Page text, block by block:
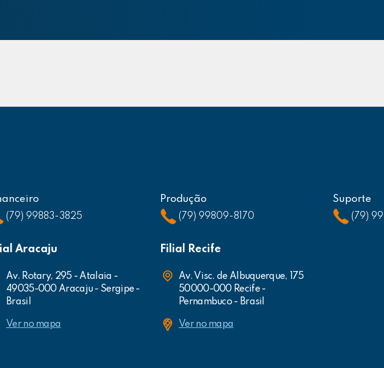
(79) 99883-3825
Produção
(79) 99809-8170
Suporte
(79)
Aracaju
Av. Rotary, 295 - Atalaia -
49035-000 Aracaju - Sergipe -
Brasil
Ver no mapa
Filial Recife
Av. Visc. de Albuquerque, 175
50000-000 Recife -
Pernambuco - Brasil
Ver no mapa